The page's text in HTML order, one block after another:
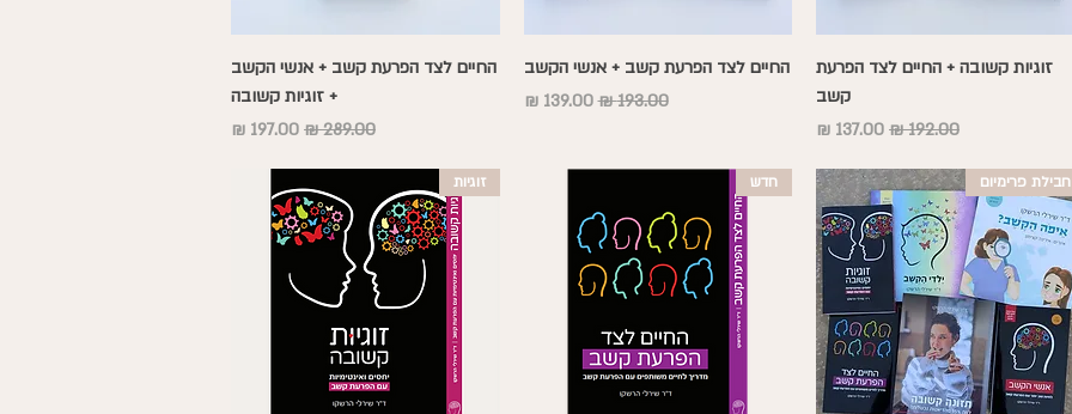
תצוגה מהירה
זוגיות קשובה + החיים לצד הפרעת
קשב
מחיר רגיל מחיר מבצע
תצוגה מהירה
החיים לצד הפרעת קשב + אנשי הקשב
מחיר רגיל‏193.00 ‏₪ מחיר מבצע‏139.00 ‏₪
תצוגה מהירה
החיים לצד הפרעת קשב + אנשי הקשב
+ זוגיות קשובה
מחיר רגיל מחיר מבצע
חבילת פרימיום חדש זוגיות